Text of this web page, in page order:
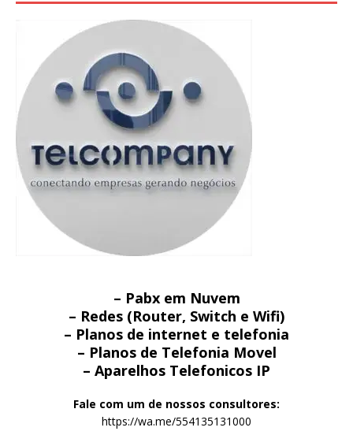
– Pabx em Nuvem
– Redes (Router, Switch e Wifi)
– Planos de internet e telefonia
– Planos de Telefonia Movel
– Aparelhos Telefonicos IP
Fale com um de nossos consultores:
https://wa.me/554135131000